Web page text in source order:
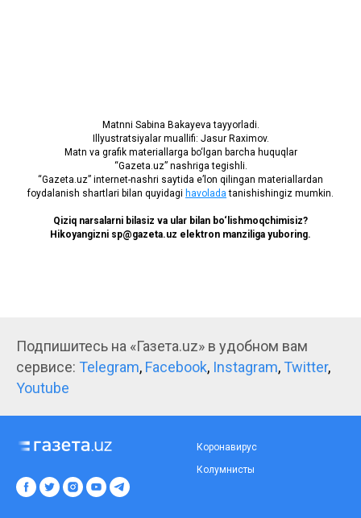
Matnni Sabina Bakayeva tayyorladi.
Illyustratsiyalar muallifi: Jasur Raximov.
Matn va grafik materiallarga bo‘lgan barcha huquqlar
“Gazeta.uz” nashriga tegishli.
“Gazeta.uz” internet-nashri saytida eʼlon qilingan materiallardan
foydalanish shartlari bilan quyidagi havolada tanishishingiz mumkin.
Qiziq narsalarni bilasiz va ular bilan bo‘lishmoqchimisiz?
Hikoyangizni sp@gazeta.uz elektron manziliga yuboring.
Подпишитесь на «Газета.uz» в удобном вам
сервисе: Telegram, Facebook, Instagram, Twitter,
Youtube
Коронавирус
Колумнисты